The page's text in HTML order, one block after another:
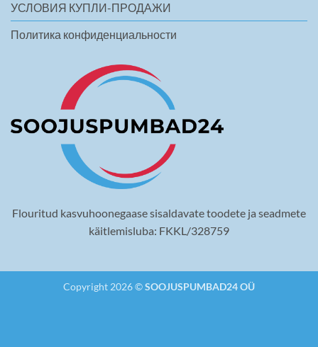
УСЛОВИЯ КУПЛИ-ПРОДАЖИ
Политика конфиденциальности
Flouritud kasvuhoonegaase sisaldavate toodete ja seadmete
käitlemisluba: FKKL/328759
Copyright 2026 ©SOOJUSPUMBAD24 OÜ